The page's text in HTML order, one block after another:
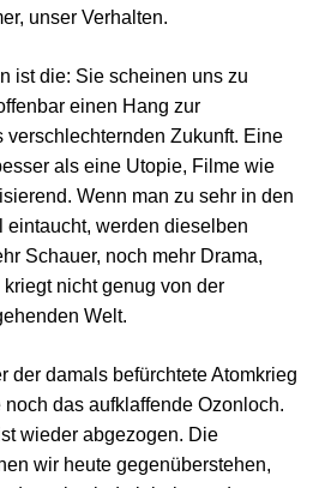
unser Verhalten.
ist die: Sie scheinen uns zu
einen Hang zur
verschlechternden Zukunft. Eine
als eine Utopie, Filme wie
Wenn man zu sehr in den
werden dieselben
Schauer, noch mehr Drama,
nicht genug von der
Welt.
der damals befürchtete Atomkrieg
das aufklaffende Ozonloch.
wieder abgezogen. Die
wir heute gegenüberstehen,